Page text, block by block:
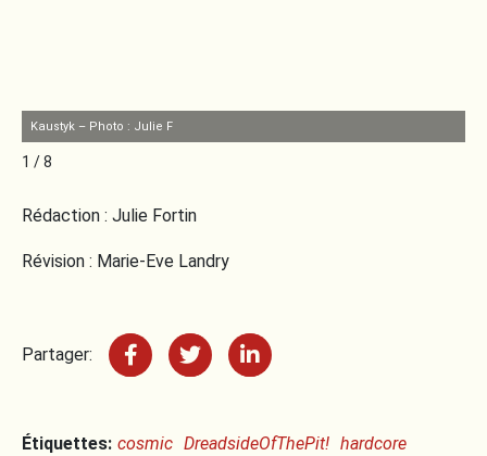
Kaustyk – Photo : Julie F
1 / 8
Rédaction : Julie Fortin
Révision : Marie-Eve Landry
Partager:
Étiquettes: cosmic DreadsideOfThePit! hardcore